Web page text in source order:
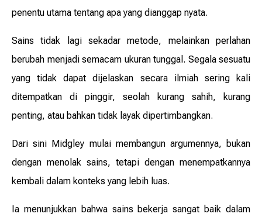
penentu utama tentang apa yang dianggap nyata.
Sains tidak lagi sekadar metode, melainkan perlahan
berubah menjadi semacam ukuran tunggal. Segala sesuatu
yang tidak dapat dijelaskan secara ilmiah sering kali
ditempatkan di pinggir, seolah kurang sahih, kurang
penting, atau bahkan tidak layak dipertimbangkan.
Dari sini Midgley mulai membangun argumennya, bukan
dengan menolak sains, tetapi dengan menempatkannya
kembali dalam konteks yang lebih luas.
Ia menunjukkan bahwa sains bekerja sangat baik dalam